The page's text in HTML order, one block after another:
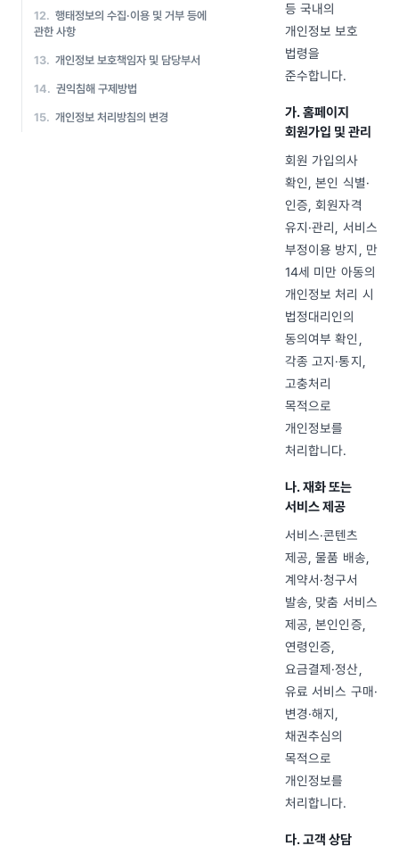
12. 행태정보의 수집·이용 및 거부 등에
관한 사항
13. 개인정보 보호책임자 및 담당부서
14. 권익침해 구제방법
15. 개인정보 처리방침의 변경
등 국내의
개인정보 보호
법령을
준수합니다.
가. 홈페이지
회원가입 및 관리
회원 가입의사
확인, 본인 식별·
인증, 회원자격
유지·관리, 서비스
부정이용 방지, 만
14세 미만 아동의
개인정보 처리 시
법정대리인의
동의여부 확인,
각종 고지·통지,
고충처리
목적으로
개인정보를
처리합니다.
나. 재화 또는
서비스 제공
서비스·콘텐츠
제공, 물품 배송,
계약서·청구서
발송, 맞춤 서비스
제공, 본인인증,
연령인증,
요금결제·정산,
유료 서비스 구매·
변경·해지,
채권추심의
목적으로
개인정보를
처리합니다.
다. 고객 상담